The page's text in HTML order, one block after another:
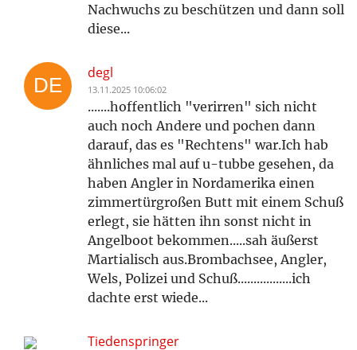
Nachwuchs zu beschützen und dann soll
diese...
degl
13.11.2025 10:06:02
.......hoffentlich "verirren" sich nicht
auch noch Andere und pochen dann
darauf, das es "Rechtens" war.Ich hab
ähnliches mal auf u-tubbe gesehen, da
haben Angler in Nordamerika einen
zimmertürgroßen Butt mit einem Schuß
erlegt, sie hätten ihn sonst nicht in
Angelboot bekommen.....sah äußerst
Martialisch aus.Brombachsee, Angler,
Wels, Polizei und Schuß.................ich
dachte erst wiede...
Tiedenspringer